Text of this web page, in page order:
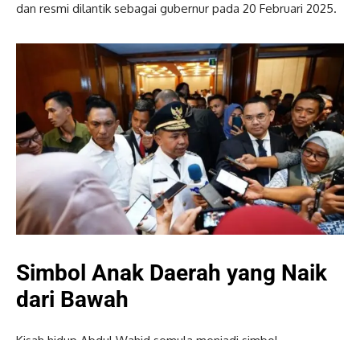
dan resmi dilantik sebagai gubernur pada 20 Februari 2025.
Simbol Anak Daerah yang Naik
dari Bawah